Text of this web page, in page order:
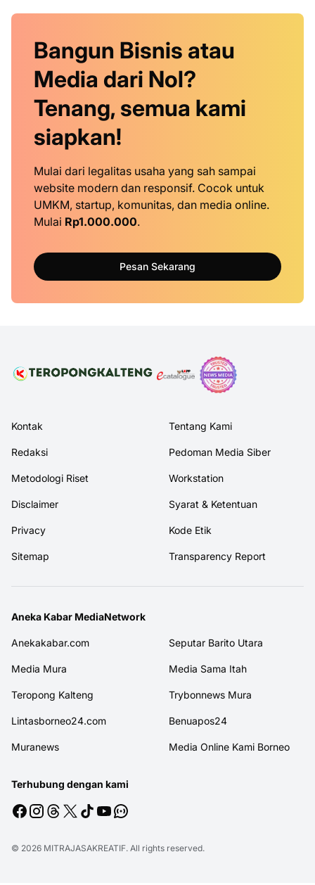
Bangun Bisnis atau
Media dari Nol?
Tenang, semua kami
siapkan!
Mulai dari legalitas usaha yang sah sampai
website modern dan responsif. Cocok untuk
UMKM, startup, komunitas, dan media online.
Mulai Rp1.000.000.
Pesan Sekarang
Kontak Tentang Kami
Redaksi Pedoman Media Siber
Metodologi Riset Workstation
Disclaimer Syarat & Ketentuan
Privacy Kode Etik
Sitemap Transparency Report
Aneka Kabar MediaNetwork
Anekakabar.com Seputar Barito Utara
Media Mura Media Sama Itah
Teropong Kalteng Trybonnews Mura
Lintasborneo24.com Benuapos24
Muranews Media Online Kami Borneo
Terhubung dengan kami
© 2026 MITRAJASAKREATIF. All rights reserved.